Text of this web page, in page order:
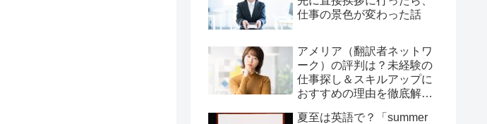
仕事の景色が変わった話
アメリア（翻訳者ネットワ
ーク）の評判は？未経験の
仕事探し＆スキルアップに
おすすめの理由を徹底解
夏至は英語で？「summer